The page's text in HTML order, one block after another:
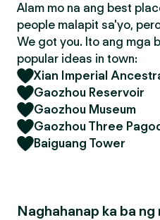
Alam mo na ang best
people malapit sa'yo,
We got you. Ito ang mga
popular ideas in town:
Xian Imperial
Gaozhou Reservoir
Gaozhou Museum
Gaozhou Three
Baiguang Tower
Naghahanap ka ba